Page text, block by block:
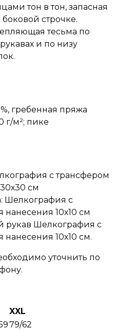
тон в тон, запасная
строчке.
тесьма по
и по низу
гребенная пряжа
г/м²; пике
с трансфером
см
Шелкография с
10х10 см
рукав Шелкография с
10х10 см.
уточнить по
XXL
79/62